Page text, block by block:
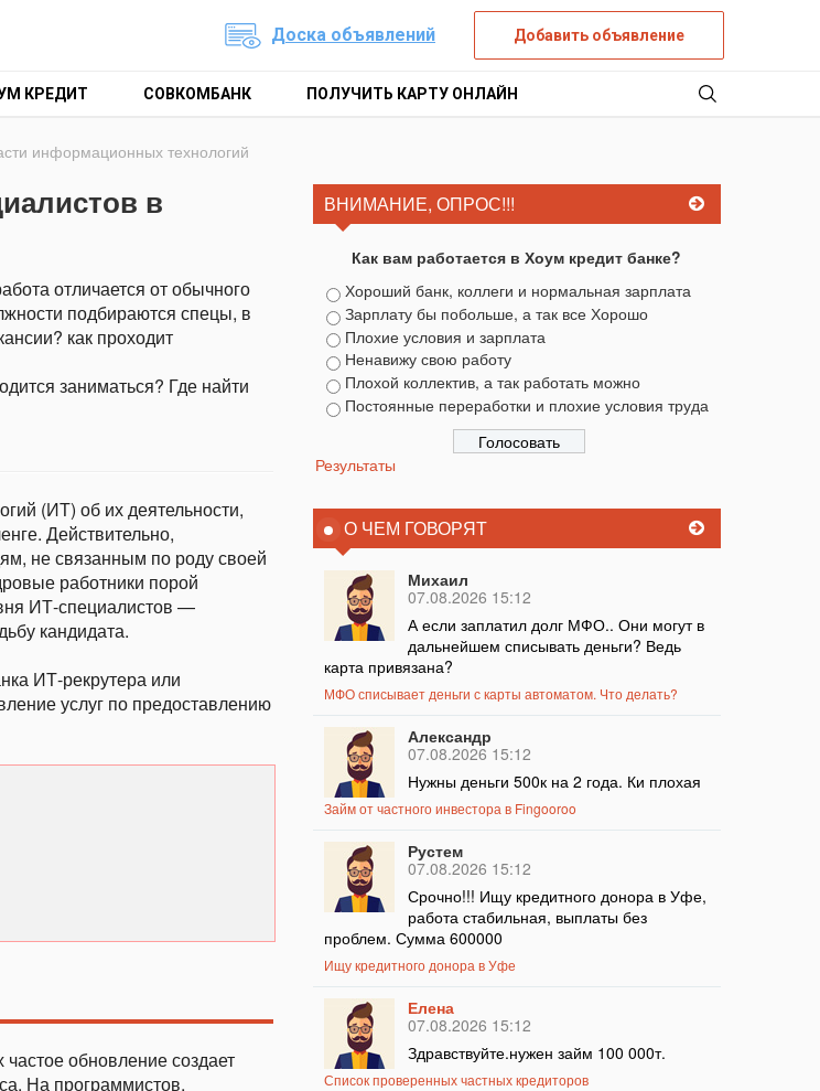
Доска объявлений Добавить объявление
КРЕДИТ СОВКОМБАНК ПОЛУЧИТЬ КАРТУ ОНЛАЙН
информационных технологий
в
отличается от обычного
подбираются спецы, в
как проходит
заниматься? Где найти
(ИТ) об их деятельности,
Действительно,
не связанным по роду своей
работники порой
ИТ-специалистов —
кандидата.
ИТ-рекрутера или
услуг по предоставлению
обновление создает
На программистов,
ВНИМАНИЕ, ОПРОС!!!
Как вам работается в Хоум кредит банке?
Хороший банк, коллеги и нормальная зарплата
Зарплату бы побольше, а так все Хорошо
Плохие условия и зарплата
Ненавижу свою работу
Плохой коллектив, а так работать можно
Постоянные переработки и плохие условия труда
Результаты
О ЧЕМ ГОВОРЯТ
Михаил
07.08.2026 15:12
А если заплатил долг МФО.. Они могут в
дальнейшем списывать деньги? Ведь
карта привязана?
МФО списывает деньги с карты автоматом. Что делать?
Александр
07.08.2026 15:12
Нужны деньги 500к на 2 года. Ки плохая
Займ от частного инвестора в Fingooroo
Рустем
07.08.2026 15:12
Срочно!!! Ищу кредитного донора в Уфе,
работа стабильная, выплаты без
проблем. Сумма 600000
Ищу кредитного донора в Уфе
Елена
07.08.2026 15:12
Здравствуйте.нужен займ 100 000т.
Список проверенных частных кредиторов